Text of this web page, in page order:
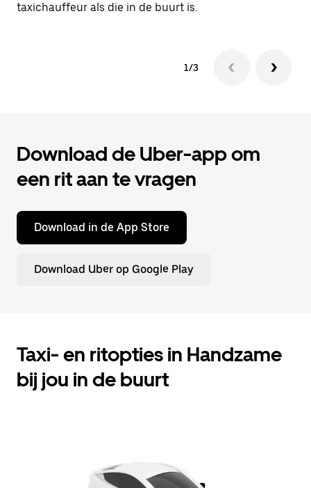
taxichauffeur als die in de buurt is.
1/3
Download de Uber-app om
een rit aan te vragen
Download in de App Store
Download Uber op Google Play
Taxi- en ritopties in Handzame
bij jou in de buurt